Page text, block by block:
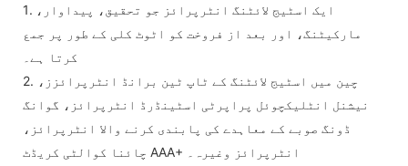
1. ایک اسٹیج لائٹنگ انٹرپرائز جو تحقیق، پیداوار،
مارکیٹنگ، اور بعد از فروخت کو اٹوٹ کلی کے طور پر جمع
کرتا ہے۔
2. چین میں اسٹیج لائٹنگ کے ٹاپ ٹین برانڈ انٹرپرائزز،
نیشنل انٹلیکچوئل پراپرٹی اسٹینڈرڈ انٹرپرائز، گوانگ
ڈونگ صوبے کے معاہدے کی پابندی کرنے والا انٹرپرائز،
چائنا کوالٹی کریڈٹ AAA+ انٹرپرائز وغیرہ۔